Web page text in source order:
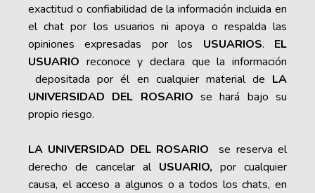
exactitud o confiabilidad de la información incluida en
el chat por los usuarios ni apoya o respalda las
opiniones expresadas por los USUARIOS. EL
USUARIO reconoce y declara que la información
depositada por él en cualquier material de LA
UNIVERSIDAD DEL ROSARIO se hará bajo su
propio riesgo.
LA UNIVERSIDAD DEL ROSARIO se reserva el
derecho de cancelar al USUARIO, por cualquier
causa, el acceso a algunos o a todos los chats, en